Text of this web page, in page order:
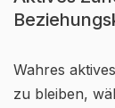
Wahres
zu bleiben,